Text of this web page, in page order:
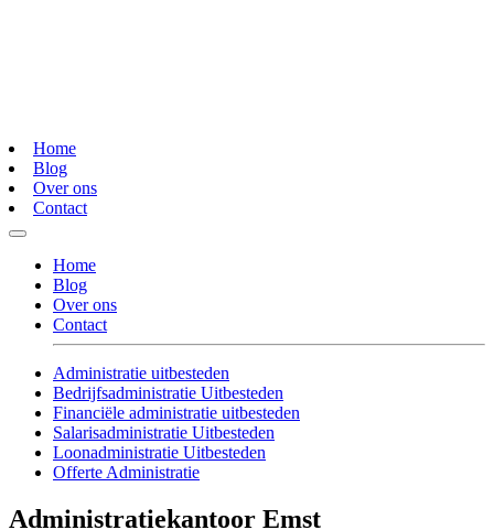
Home
Blog
Over ons
Contact
Home
Blog
Over ons
Contact
Administratie uitbesteden
Bedrijfsadministratie Uitbesteden
Financiële administratie uitbesteden
Salarisadministratie Uitbesteden
Loonadministratie Uitbesteden
Offerte Administratie
Administratiekantoor Emst